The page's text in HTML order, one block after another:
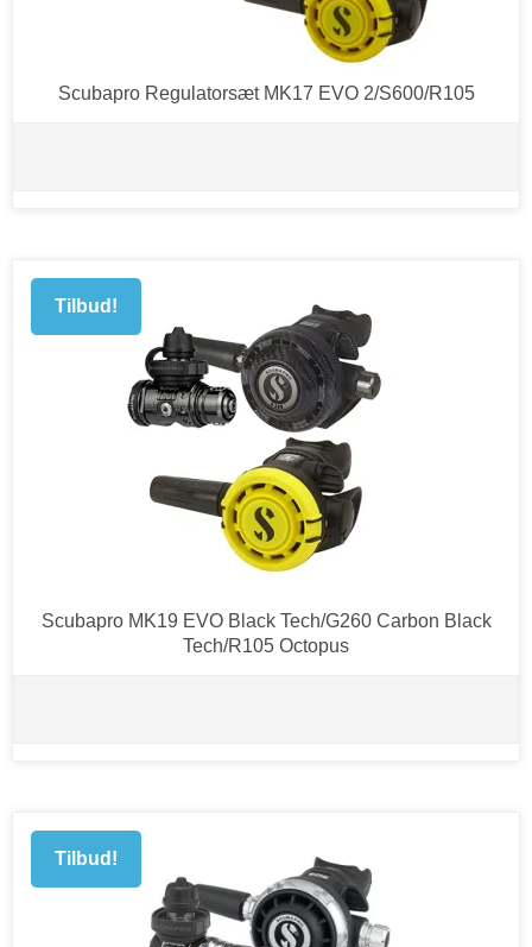
Scubapro Regulatorsæt MK17 EVO 2/S600/R105
Tilbud!
Scubapro MK19 EVO Black Tech/G260 Carbon Black
Tech/R105 Octopus
Tilbud!